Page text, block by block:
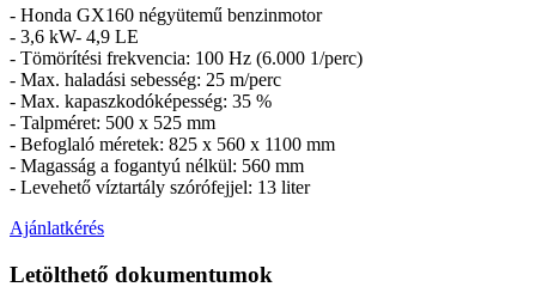
- Honda GX160 négyütemű benzinmotor
- 3,6 kW- 4,9 LE
- Tömörítési frekvencia: 100 Hz (6.000 1/perc)
- Max. haladási sebesség: 25 m/perc
- Max. kapaszkodóképesség: 35 %
- Talpméret: 500 x 525 mm
- Befoglaló méretek: 825 x 560 x 1100 mm
- Magasság a fogantyú nélkül: 560 mm
- Levehető víztartály szórófejjel: 13 liter
Ajánlatkérés
Letölthető dokumentumok